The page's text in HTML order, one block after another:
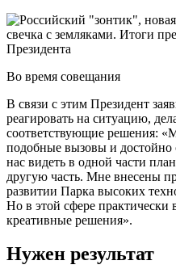
Во время совещания
В связи с этим Президент
реагировать на ситуацию,
соответствующие решения:
подобные вызовы и достойно
нас видеть в одной части
другую часть. Мне внесены
развитии Парка высоких
Но в этой сфере практически
креативные решения».
Нужен результат